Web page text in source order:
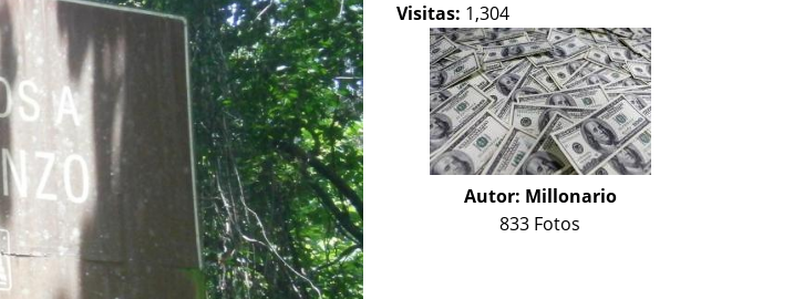
Visitas: 1,304
Autor: Millonario
833 Fotos